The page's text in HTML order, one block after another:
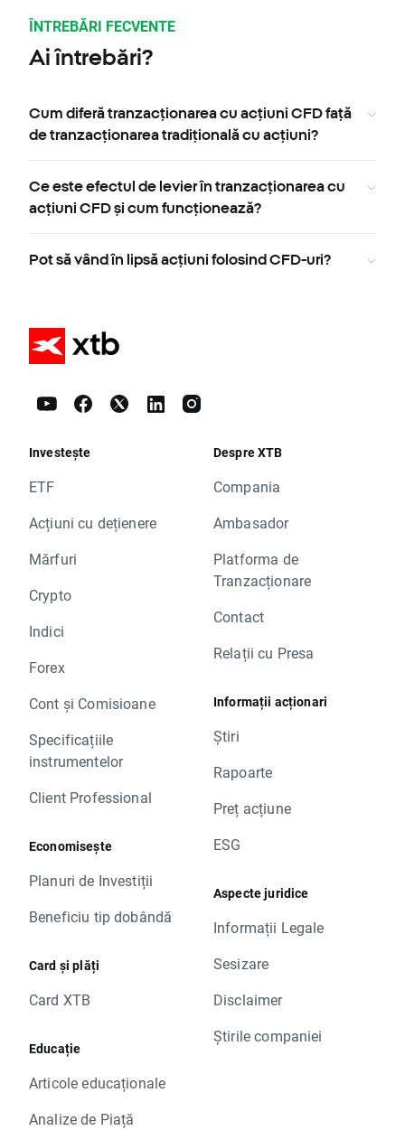
ÎNTREBĂRI FECVENTE
Ai întrebări?
Cum diferă tranzacționarea cu acțiuni CFD față
de tranzacționarea tradițională cu acțiuni?
Ce este efectul de levier în tranzacționarea cu
acțiuni CFD și cum funcționează?
Pot să vând în lipsă acțiuni folosind CFD-uri?
Investește
ETF
Acțiuni cu dețienere
Mărfuri
Crypto
Indici
Forex
Cont și Comisioane
Specificațiile
instrumentelor
Client Professional
Economisește
Planuri de Investiții
Beneficiu tip dobândă
Card și plăți
Card XTB
Educație
Articole educaționale
Analize de Piață
Despre XTB
Compania
Ambasador
Platforma de
Tranzacționare
Contact
Relații cu Presa
Informații acționari
Știri
Rapoarte
Preț acțiune
ESG
Aspecte juridice
Informații Legale
Sesizare
Disclaimer
Știrile companiei